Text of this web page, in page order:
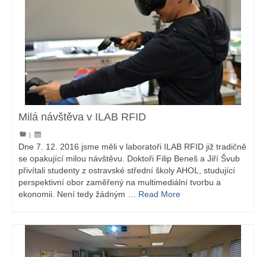
Milá návštěva v ILAB RFID
|
Dne 7. 12. 2016 jsme měli v laboratoři ILAB RFID již tradičně
se opakující milou návštěvu. Doktoři Filip Beneš a Jiří Švub
přivítali studenty z ostravské střední školy AHOL, studující
perspektivní obor zaměřený na multimediální tvorbu a
ekonomii. Není tedy žádným … Read More